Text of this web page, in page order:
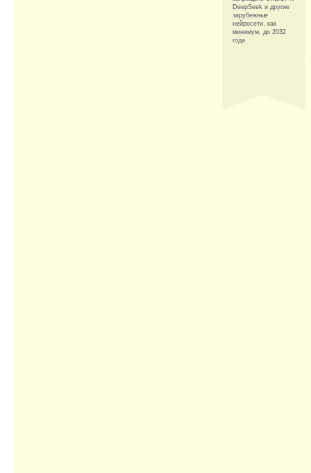
DeepSeek и другие
зарубежные
нейросети, как
минимум, до 2032
года